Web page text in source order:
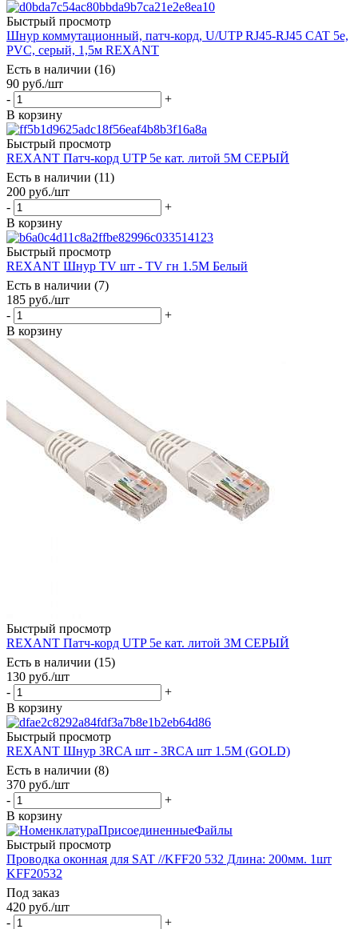
Быстрый просмотр
Шнур коммутационный, патч-корд, U/UTP RJ45-RJ45 CAT 5e,
PVC, серый, 1,5м REXANT
Есть в наличии (16)
90 руб./шт
-
+
В корзину
Быстрый просмотр
REXANT Патч-корд UTP 5e кат. литой 5М СЕРЫЙ
Есть в наличии (11)
200 руб./шт
-
+
В корзину
Быстрый просмотр
REXANT Шнур TV шт - TV гн 1.5М Белый
Есть в наличии (7)
185 руб./шт
-
+
В корзину
Быстрый просмотр
REXANT Патч-корд UTP 5e кат. литой 3М СЕРЫЙ
Есть в наличии (15)
130 руб./шт
-
+
В корзину
Быстрый просмотр
REXANT Шнур 3RCA шт - 3RCA шт 1.5М (GOLD)
Есть в наличии (8)
370 руб./шт
-
+
В корзину
Быстрый просмотр
Проводка оконная для SAT //KFF20 532 Длина: 200мм. 1шт
KFF20532
Под заказ
420 руб./шт
-
+